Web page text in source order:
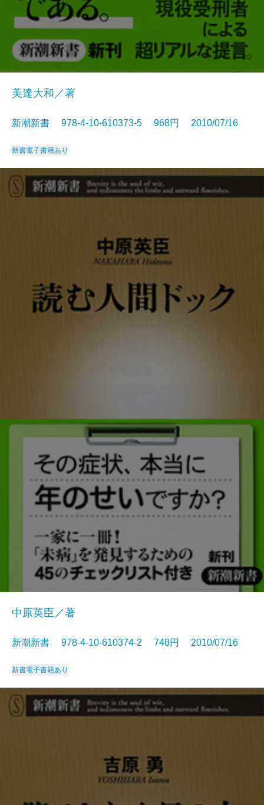
美達大和／著
新潮新書 978-4-10-610373-5 968円 2010/07/16
新書電子書籍あり
中原英臣／著
新潮新書 978-4-10-610374-2 748円 2010/07/16
新書電子書籍あり